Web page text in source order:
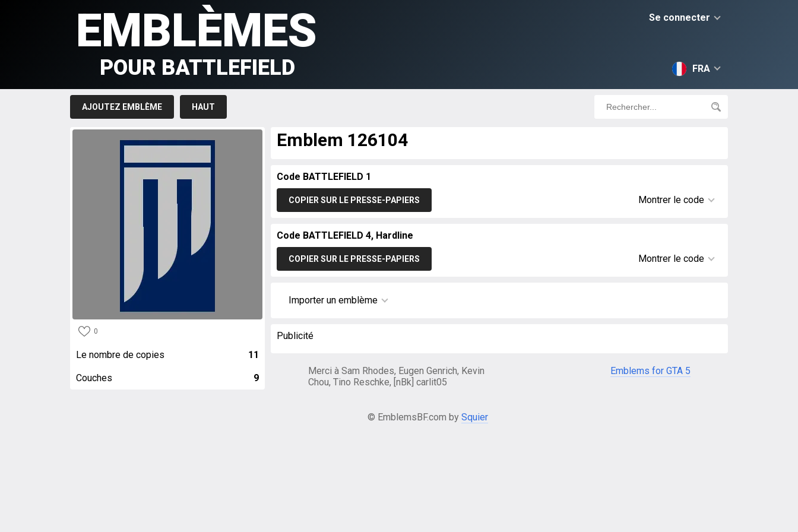
Se connecter
FRA
EMBLÈMES
POUR BATTLEFIELD
AJOUTEZ EMBLÈME HAUT
0
Le nombre de copies 11
Couches 9
Emblem 126104
Code BATTLEFIELD 1
COPIER SUR LE PRESSE-PAPIERS Montrer le code
Code BATTLEFIELD 4, Hardline
COPIER SUR LE PRESSE-PAPIERS Montrer le code
Importer un emblème
Publicité
Merci à Sam Rhodes, Eugen Genrich, Kevin
Chou, Tino Reschke, [nBk] carlit05
Emblems for GTA 5
© EmblemsBF.com by Squier